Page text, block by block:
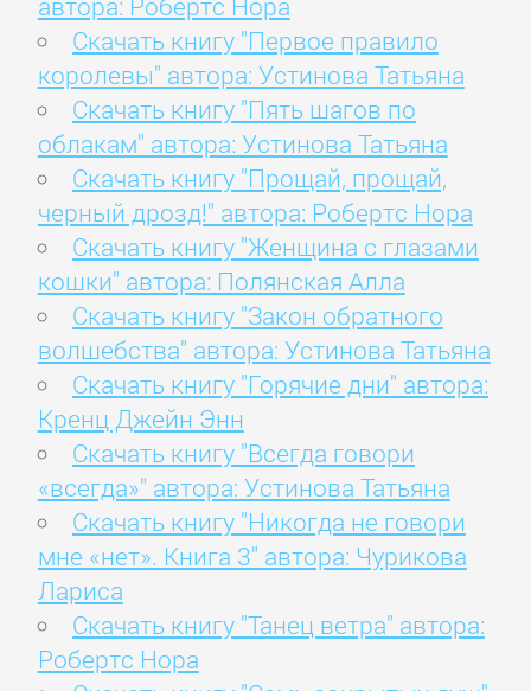
Скачать книгу "Первое правило
королевы" автора: Устинова Татьяна
Скачать книгу "Пять шагов по
облакам" автора: Устинова Татьяна
Скачать книгу "Прощай, прощай,
черный дрозд!" автора: Робертс Нора
Скачать книгу "Женщина с глазами
кошки" автора: Полянская Алла
Скачать книгу "Закон обратного
волшебства" автора: Устинова Татьяна
Скачать книгу "Горячие дни" автора:
Кренц Джейн Энн
Скачать книгу "Всегда говори
«всегда»" автора: Устинова Татьяна
Скачать книгу "Никогда не говори
мне «нет». Книга 3" автора: Чурикова
Лариса
Скачать книгу "Танец ветра" автора:
Робертс Нора